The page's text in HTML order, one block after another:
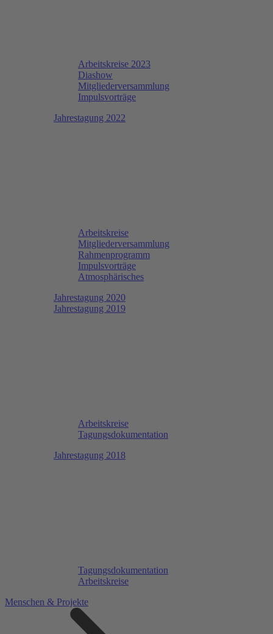
Arbeitskreise 2023
Diashow
Mitgliederversammlung
Impulsvorträge
Jahrestagung 2022
Arbeitskreise
Mitgliederversammlung
Rahmenprogramm
Impulsvorträge
Atmosphärisches
Jahrestagung 2020
Jahrestagung 2019
Arbeitskreise
Tagungsdokumentation
Jahrestagung 2018
Tagungsdokumentation
Arbeitskreise
Menschen & Projekte